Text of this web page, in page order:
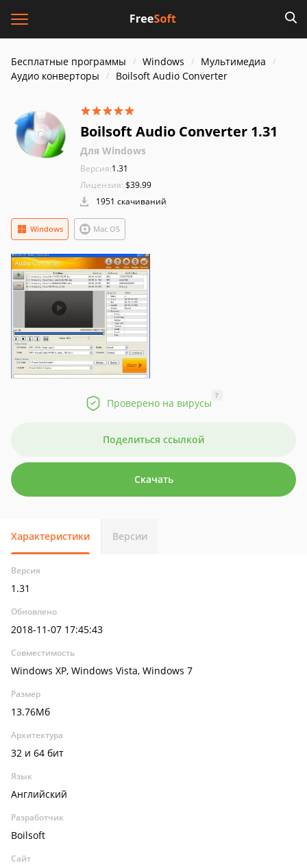
Бесплатные программы Windows
Мультимедиа
Аудио конверторы
Boilsoft Audio Converter
Boilsoft Audio Converter 1.31
Для Windows
Версия:1.31
Лицензия: $39.99
1951 скачиваний
Windows Mac OS
Проверено на вирусы
?
Поделиться ссылкой
Скачать
Характеристики Версии
Версия
1.31
Обновлено
2018-11-07 17:45:43
Совместимость
Windows XP, Windows Vista, Windows 7
Размер
13.76Мб
Архитектура
32 и 64 бит
Язык
Английский
Разработчик
Boilsoft
Сайт